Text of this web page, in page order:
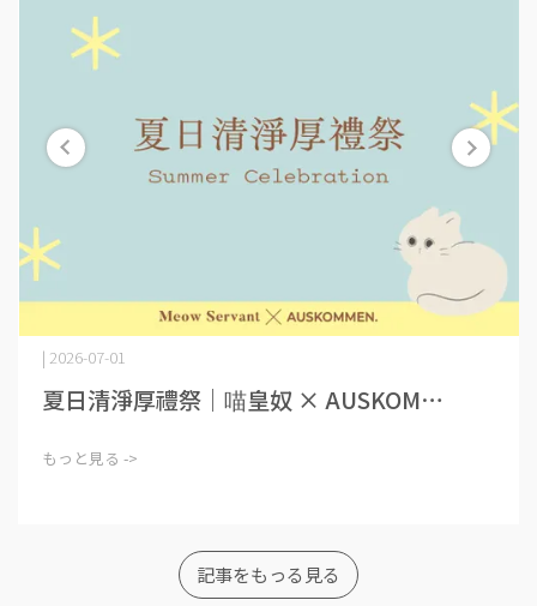
| 2026-07-01
夏日清淨厚禮祭｜喵皇奴 × AUSKOM⋯
もっと見る ->
記事をもっる見る